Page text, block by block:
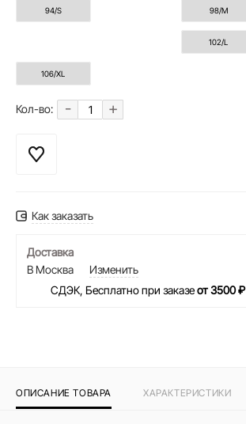
94/S 98/M
102/L
106/XL
Кол-во: - +
Как заказать
Доставка
В Москва
Изменить
СДЭК, Бесплатно при заказеот 3500 ₽
ОПИСАНИЕ ТОВАРА ХАРАКТЕРИСТИКИ